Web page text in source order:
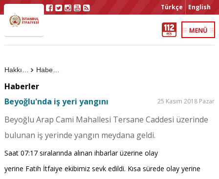
Türkçe English
Haberler
Haberler
Beyoğlu'nda iş yeri yangını
25 Kasım 2018 Pazar
Beyoğlu Arap Cami Mahallesi Tersane Caddesi üzerinde
bulunan iş yerinde yangın meydana geldi.
Saat 07:17 sıralarında alınan ihbarlar üzerine olay
yerine Fatih İtfaiye ekibimiz sevk edildi. Kısa sürede olay yerine